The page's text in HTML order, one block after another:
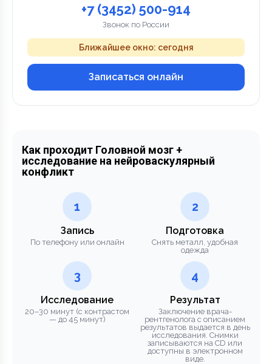
+7 (3452) 500-914
Звонок по России
Ближайшее окно: сегодня
Записаться онлайн
Как проходит Головной мозг +
исследование на нейроваскулярный
конфликт
1
Запись
По телефону или онлайн
2
Подготовка
Снять металл, удобная
одежда
3
Исследование
20–30 минут (с контрастом
— до 45 минут)
4
Результат
Заключение врача-
рентгенолога с описанием
результатов выдается в день
исследования. Снимки
записываются на CD или
доступны в электронном
виде.